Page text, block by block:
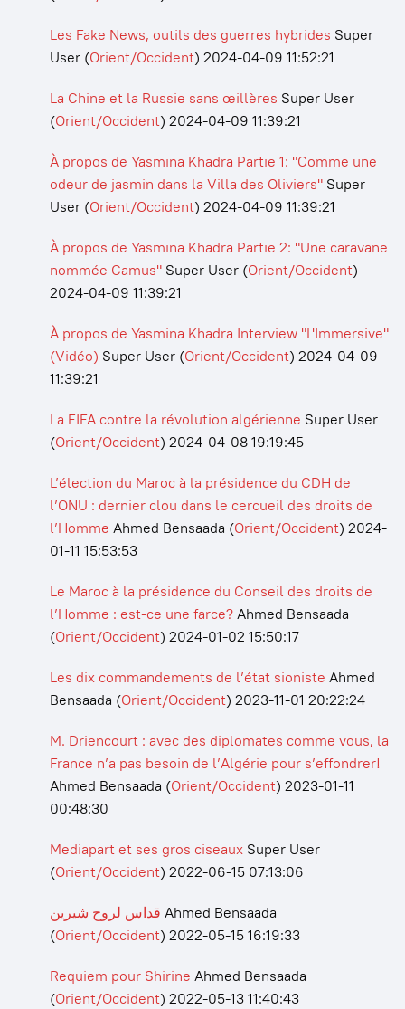
Les Fake News, outils des guerres hybrides Super
User (Orient/Occident) 2024-04-09 11:52:21
La Chine et la Russie sans œillères Super User
(Orient/Occident) 2024-04-09 11:39:21
À propos de Yasmina Khadra Partie 1: "Comme une
odeur de jasmin dans la Villa des Oliviers" Super
User (Orient/Occident) 2024-04-09 11:39:21
À propos de Yasmina Khadra Partie 2: "Une caravane
nommée Camus" Super User (Orient/Occident)
2024-04-09 11:39:21
À propos de Yasmina Khadra Interview "L'Immersive"
(Vidéo) Super User (Orient/Occident) 2024-04-09
11:39:21
La FIFA contre la révolution algérienne Super User
(Orient/Occident) 2024-04-08 19:19:45
L’élection du Maroc à la présidence du CDH de
l’ONU : dernier clou dans le cercueil des droits de
l’Homme Ahmed Bensaada (Orient/Occident) 2024-
01-11 15:53:53
Le Maroc à la présidence du Conseil des droits de
l’Homme : est-ce une farce?Ahmed Bensaada
(Orient/Occident) 2024-01-02 15:50:17
Les dix commandements de l’état sioniste Ahmed
Bensaada (Orient/Occident) 2023-11-01 20:22:24
M. Driencourt : avec des diplomates comme vous, la
France n’a pas besoin de l’Algérie pour s’effondrer!
Ahmed Bensaada (Orient/Occident) 2023-01-11
00:48:30
Mediapart et ses gros ciseaux Super User
(Orient/Occident) 2022-06-15 07:13:06
قداس لروح شيرين Ahmed Bensaada
(Orient/Occident) 2022-05-15 16:19:33
Requiem pour Shirine Ahmed Bensaada
(Orient/Occident) 2022-05-13 11:40:43